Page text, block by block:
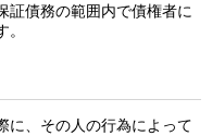
証債務の範囲内で債権者に
に、その人の行為によって